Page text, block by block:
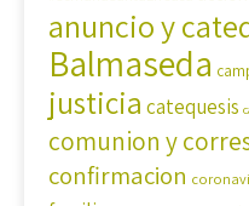
anuncio y
Balmaseda
justicia catequesis
comunion y
confirmacion